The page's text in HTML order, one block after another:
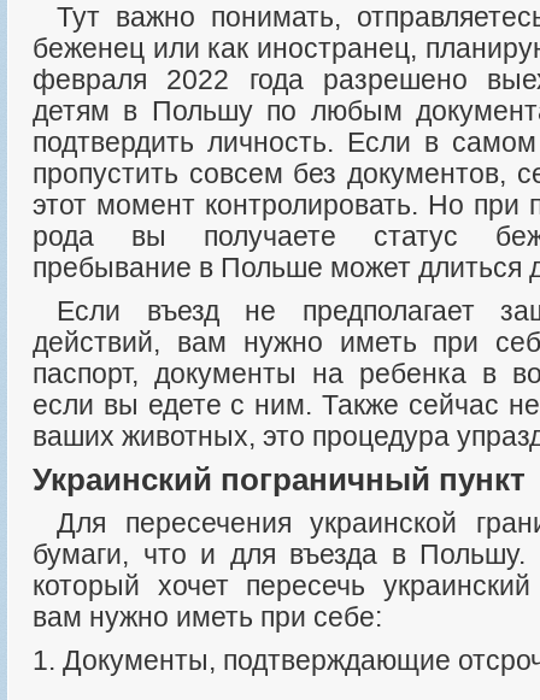
Тут важно понимать, отправляетесь вы в страну как
беженец или как иностранец,
февраля 2022 года разрешено
детям в Польшу по любым
подтвердить личность. Если в
пропустить совсем без документов,
этот момент контролировать. Но при
рода вы получаете статус
пребывание в Польше может длиться
Если въезд не предполагает защиту от военных
действий, вам нужно иметь при
паспорт, документы на ребенка в
если вы едете с ним. Также сейчас
ваших животных, это процедура
Украинский пограничный пункт
Для пересечения украинской границы нужны те же
бумаги, что и для въезда в
который хочет пересечь украинский
вам нужно иметь при себе:
1. Документы, подтверждающие